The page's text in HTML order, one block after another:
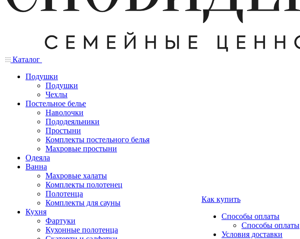
Каталог
Подушки
Подушки
Чехлы
Постельное белье
Наволочки
Пододеяльники
Простыни
Комплекты постельного белья
Махровые простыни
Одеяла
Ванна
Махровые халаты
Комплекты полотенец
Полотенца
Комплекты для сауны
Кухня
Фартуки
Кухонные полотенца
Как купить
Способы оплаты
Способы оплаты
Условия доставки